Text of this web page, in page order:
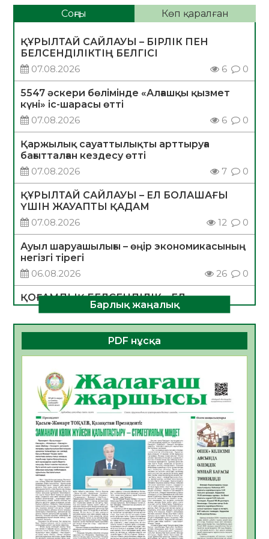
Соңғы Көп қаралған
ҚҰРЫЛТАЙ САЙЛАУЫ – БІРЛІК ПЕН
БЕЛСЕНДІЛІКТІҢ БЕЛГІСІ
07.08.2026
6 0
5547 әскери бөлімінде «Алғашқы қызмет
күні» іс-шарасы өтті
07.08.2026
6 0
Қаржылық сауаттылықты арттыруға
бағытталған кездесу өтті
07.08.2026
7 0
ҚҰРЫЛТАЙ САЙЛАУЫ – ЕЛ БОЛАШАҒЫ
ҮШІН ЖАУАПТЫ ҚАДАМ
07.08.2026
12 0
Ауыл шаруашылығы – өңір экономикасының
негізгі тірегі
06.08.2026
26 0
ҚОҒАМДЫҚ БЕЛСЕНДІЛІК – ЕЛ
ДАМУЫНЫҢ НЕГІЗІ
06.08.2026
24 0
ҚҰРЫЛТАЙ САЙЛАУЫ – БОЛАШАҚҚА
06.08.2026
Инфекциялық ауруларға қарсы иммундау
жұмыстарының тиімділігі
06.08.2026
28
Көкжөтел ауруы туралы
06.08.2026
25
АПВ вакцинасы туралы мәлімет
06.08.2026
26
Open Air: Қызылорда облысы полиция
Барлық жаңалық
PDF нұсқа